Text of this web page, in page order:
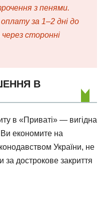
з пенями.
за 1–2 дні до
сторонні
В
в «Приваті» — вигідна
Ви економите на
України, не
дострокове закриття